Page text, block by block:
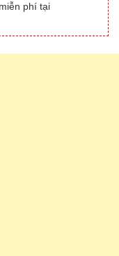
phí tại